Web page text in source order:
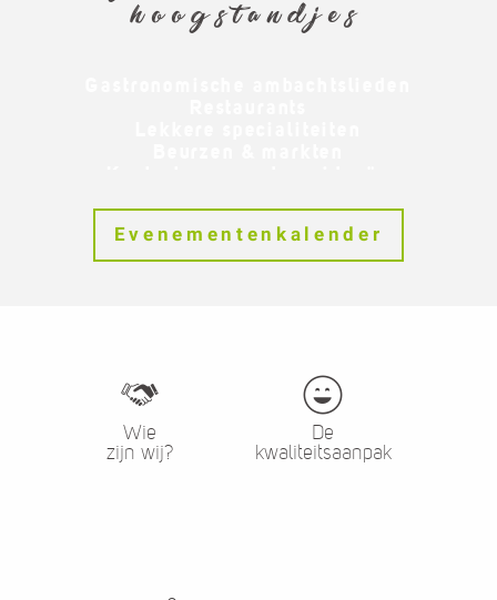
hoogstandjes
Evenementenkalender
Wie
zijn wij?
De
kwaliteitsaanpak